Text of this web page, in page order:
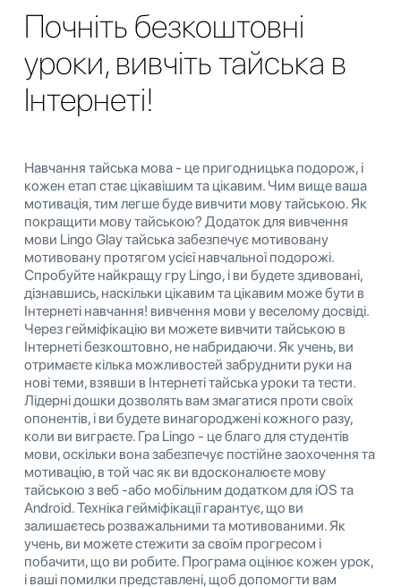
Почніть безкоштовні
уроки, вивчіть тайська в
Інтернеті!
Навчання тайська мова - це пригодницька подорож, і
кожен етап стає цікавішим та цікавим. Чим вище ваша
мотивація, тим легше буде вивчити мову тайською. Як
покращити мову тайською? Додаток для вивчення
мови Lingo Glay тайська забезпечує мотивовану
мотивовану протягом усієї навчальної подорожі.
Спробуйте найкращу гру Lingo, і ви будете здивовані,
дізнавшись, наскільки цікавим та цікавим може бути в
Інтернеті навчання! вивчення мови у веселому досвіді.
Через гейміфікацію ви можете вивчити тайською в
Інтернеті безкоштовно, не набридаючи. Як учень, ви
отримаєте кілька можливостей забруднити руки на
нові теми, взявши в Інтернеті тайська уроки та тести.
Лідерні дошки дозволять вам змагатися проти своїх
опонентів, і ви будете винагороджені кожного разу,
коли ви виграєте. Гра Lingo - це благо для студентів
мови, оскільки вона забезпечує постійне заохочення та
мотивацію, в той час як ви вдосконалюєте мову
тайською з веб -або мобільним додатком для iOS та
Android. Техніка гейміфікації гарантує, що ви
залишаєтесь розважальними та мотивованими. Як
учень, ви можете стежити за своїм прогресом і
побачити, що ви робите. Програма оцінює кожен урок,
і ваші помилки представлені, щоб допомогти вам